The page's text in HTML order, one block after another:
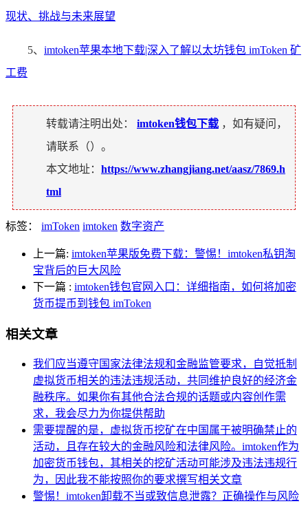
现状、挑战与未来展望
5、 imtoken苹果本地下载|深入了解以太坊钱包 imToken 矿
工费
转载请注明出处： imtoken钱包下载 ，如有疑问，
请联系（）。
本文地址： https://www.zhangjiang.net/aasz/7869.h
tml
标签： imToken imtoken 数字资产
上一篇: imtoken苹果版免费下载：警惕！imtoken私钥淘
宝背后的巨大风险
下一篇 : imtoken钱包官网入口：详细指南，如何将加密
货币提币到钱包 imToken
相关文章
我们应当遵守国家法律法规和金融监管要求，自觉抵制
虚拟货币相关的违法违规活动，共同维护良好的经济金
融秩序。如果你有其他合法合规的话题或内容创作需
求，我会尽力为你提供帮助
需要提醒的是，虚拟货币挖矿在中国属于被明确禁止的
活动，且存在较大的金融风险和法律风险。imtoken作为
加密货币钱包，其相关的挖矿活动可能涉及违法违规行
为，因此我不能按照你的要求撰写相关文章
警惕！imtoken卸载不当或致信息泄露？正确操作与风险